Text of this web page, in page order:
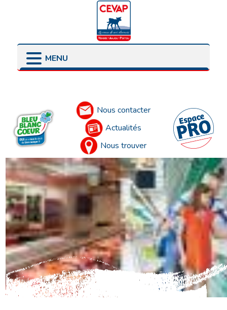
MENU
Nous contacter
Actualités
Nous trouver
LES POINTS DE VENTE